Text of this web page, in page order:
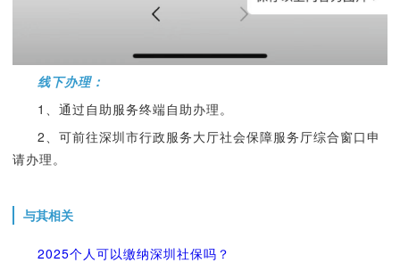
线下办理：
1、通过自助服务终端自助办理。
2、可前往深圳市行政服务大厅社会保障服务厅综合窗口申
请办理。
与其相关
2025个人可以缴纳深圳社保吗？